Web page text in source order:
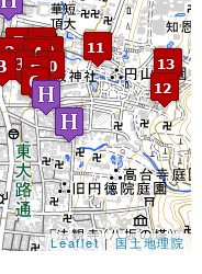
Leaflet|国土地理院